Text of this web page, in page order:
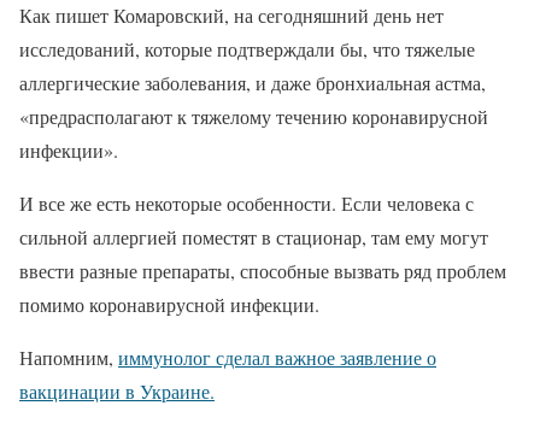
Как пишет Комаровский, на сегодняшний день нет
исследований, которые подтверждали бы, что тяжелые
аллергические заболевания, и даже бронхиальная астма,
«предрасполагают к тяжелому течению коронавирусной
инфекции».
И все же есть некоторые особенности. Если человека с
сильной аллергией поместят в стационар, там ему могут
ввести разные препараты, способные вызвать ряд проблем
помимо коронавирусной инфекции.
Напомним, иммунолог сделал важное заявление о
вакцинации в Украине.